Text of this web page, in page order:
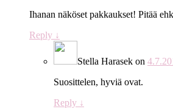
Ihanan näköset pakkaukset! Pitää
Reply ↓
Stella Harasek on
Suosittelen, hyviä ovat.
Reply ↓